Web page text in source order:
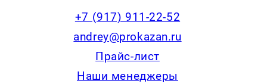
+7 (917) 911-22-52
andrey@prokazan.ru
Прайс-лист
Наши менеджеры